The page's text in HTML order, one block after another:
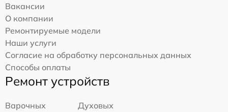
Вакансии
О компании
Ремонтируемые модели
Наши услуги
Согласие на обработку персональных данных
Способы оплаты
Ремонт устройств
Варочных
Духовых